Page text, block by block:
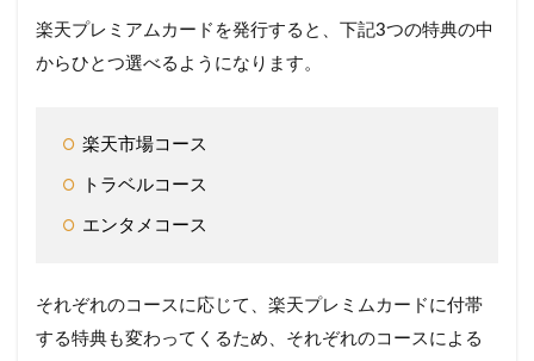
4
旅行
楽天
ミア
ラベ
ルコ
ー
楽天プレミアムカードを発行すると、下記3つの特典の中
からひとつ選べるようになります。
楽天市場コース
トラベルコース
エンタメコース
それぞれのコースに応じて、楽天プレミムカードに付帯
する特典も変わってくるため、それぞれのコースによる